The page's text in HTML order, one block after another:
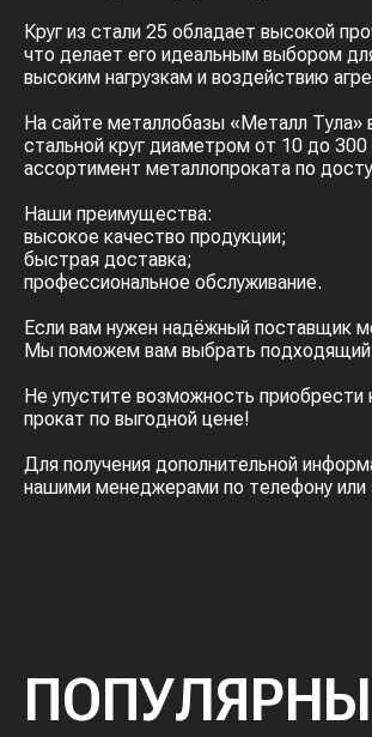
Круг из стали 25 обладает высокой
что делает его идеальным выбором
высоким нагрузкам и воздействию
На сайте металлобазы «Металл
стальной круг диаметром от 10 до
ассортимент металлопроката по
Наши преимущества:
высокое качество продукции;
быстрая доставка;
профессиональное обслуживание.
Если вам нужен надёжный поставщик
Мы поможем вам выбрать подходящий
Не упустите возможность приобрести
прокат по выгодной цене!
Для получения дополнительной
нашими менеджерами по телефону или